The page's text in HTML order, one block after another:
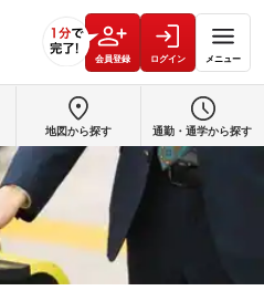
会員登録 ログイン メニュー
地図から探す 通勤・通学から探す